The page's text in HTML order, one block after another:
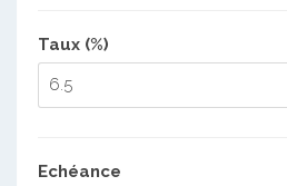
Taux (%)
Echéance